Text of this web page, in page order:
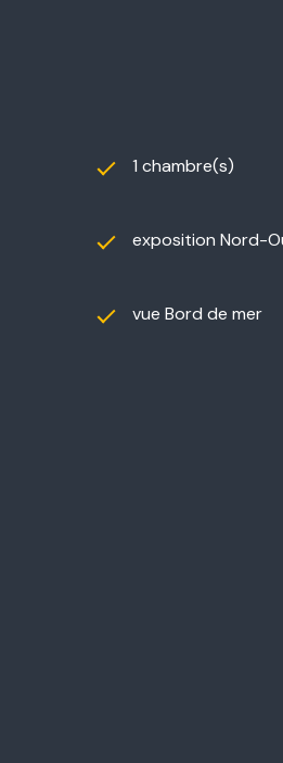
1 chambre(s)
exposition Nord-
vue Bord de mer